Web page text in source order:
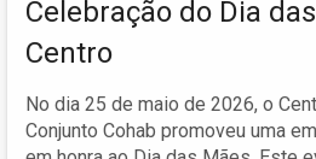
Celebração do Dia
Centro
No dia 25 de maio de 2026, o
Conjunto Cohab promoveu uma